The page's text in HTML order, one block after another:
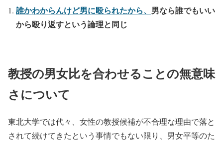
誰かわからんけど男に殴られたから、 男なら誰でもいい
から殴り返すという論理と同じ
教授の男女比を合わせることの無意味
さについて
東北大学では代々、女性の教授候補が不合理な理由で落と
されて続けてきたという事情でもない限り、男女平等のた